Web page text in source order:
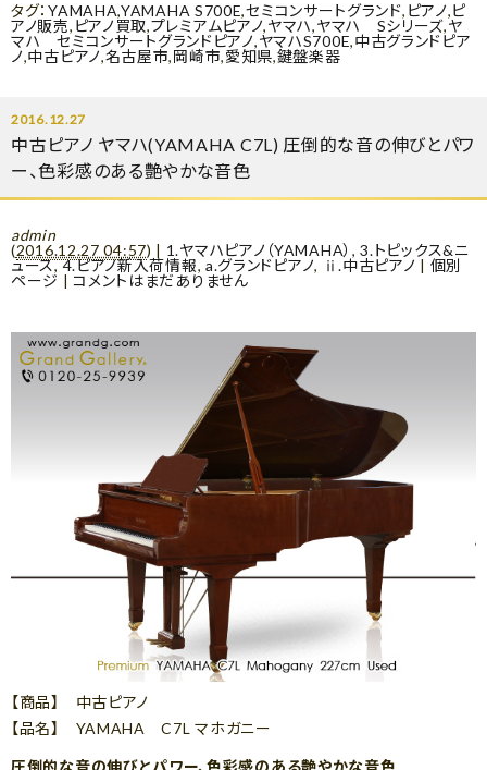
タグ：YAMAHA,YAMAHA S700E,セミコンサートグランド, ピアノ,ピ
アノ販売, ピアノ買取,プレミアムピアノ,ヤマハ,ヤマハ Sシリーズ,ヤ
マハ セミコンサートグランドピアノ,ヤマハS700E,中古グランドピア
ノ,中古ピアノ,名古屋市,岡崎市,愛知県,鍵盤楽器
2016.12.27
中古ピアノ ヤマハ(YAMAHA C7L) 圧倒的な音の伸びとパワ
ー、色彩感のある艶やかな音色
admin
(2016.12.27 04:57) | 1.ヤマハピアノ（YAMAHA） ,3.トピックス&ニ
ュース,4.ピアノ新入荷情報, a.グランドピアノ, ⅱ.中古ピアノ | 個別
ページ |コメントはまだありません
【商品】 中古ピアノ
【品名】 YAMAHA C7L マホガニー